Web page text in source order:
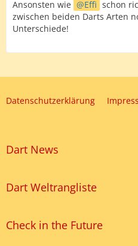
Ansonsten wie
Effi schon
zwischen beiden Darts Arten
Unterschiede!
Datenschutzerklärung
Dart News
Dart Weltrangliste
Check in the Future